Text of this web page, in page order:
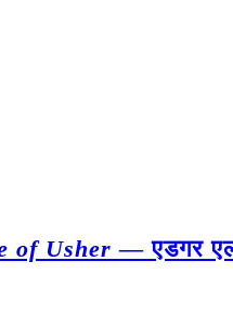
of Usher — एडगर